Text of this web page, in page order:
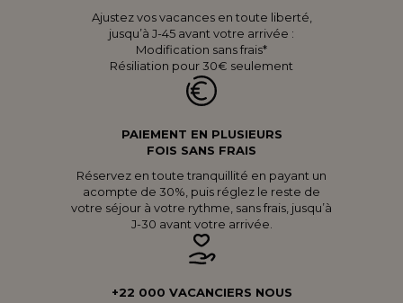
Ajustez vos vacances en toute liberté,
jusqu’à J-45 avant votre arrivée :
Modification sans frais*
Résiliation pour 30€ seulement
PAIEMENT EN PLUSIEURS
FOIS SANS FRAIS
Réservez en toute tranquillité en payant un
acompte de 30%, puis réglez le reste de
votre séjour à votre rythme, sans frais, jusqu’à
J-30 avant votre arrivée.
+22 000 VACANCIERS NOUS